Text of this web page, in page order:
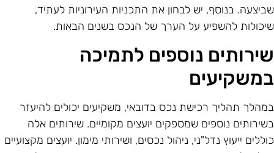
בנוסף, יש לבחון את התכניות העירוניות לעתיד,
להשפיע על הערך של הנכס בשנים הבאות.
נוספים לתמיכה
תהליך רכישת נכס בדובאי, משקיעים יכולים להיעזר
נוספים שמספקים יועצים מקומיים. שירותים אלה
ייעוץ נדל"ני, ניהול נכסים, ושירותי מימון. יועצים מקצועיים